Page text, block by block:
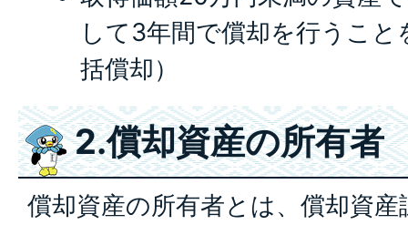
して3年間で償却を行うこ
括償却）
2.償却資産の所有者
償却資産の所有者とは、償却資